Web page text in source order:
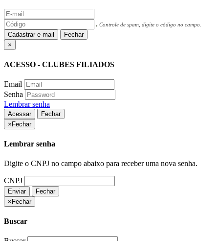
Controle de spam, digite o código no campo.
Cadastrar e-mail
Fechar
×
ACESSO - CLUBES FILIADOS
Email
Senha
Lembrar senha
Acessar
Fechar
× Fechar
Lembrar senha
Digite o CNPJ no campo abaixo para receber uma nova senha.
CNPJ
Enviar
Fechar
×Fechar
Buscar